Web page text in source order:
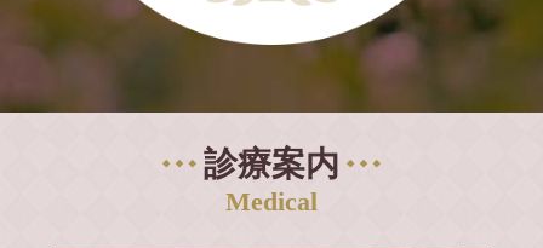
＊当院では獣医師を募集しています。
✩無麻酔で歯肉に風をあてるだけ
✩2cm²につき約15秒なので口腔内全体では、
2〜4分で施術
✩毎日照射でもOK診療案内
Medical